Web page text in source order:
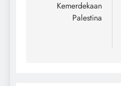
Kemerdekaan
Palestina